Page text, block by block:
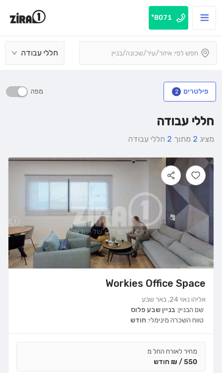
8071*
חללי עבודה
פילטרים 2 מפה
חללי עבודה
מציג 2 מתוך 2 חללי עבודה
Workies Office Space
אליהו נאוי 24, באר שבע
שם הבניין: בניין שבע פלוס
טווח השכרה מינימלי: חודש
מחיר לאורח החל מ
550 / ₪ חודש